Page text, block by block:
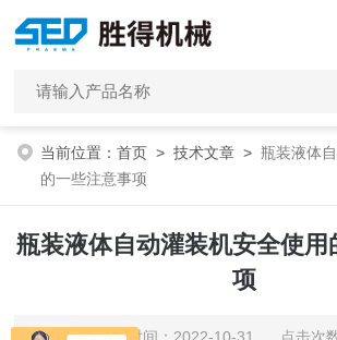
当前位置：首页 >技术文章 >瓶装液体
的一些注意事项
瓶装液体自动灌装机安全使用
项